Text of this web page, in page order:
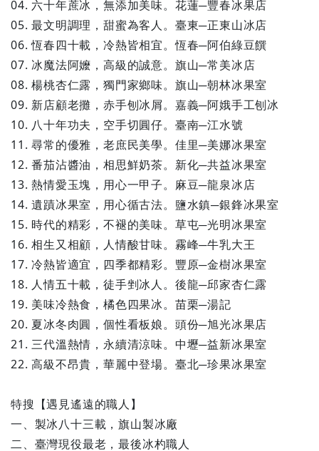
04. 六十年蔗冰，無添加美味。花蓮─豐春冰果店
05. 最文明調理，甜蜜為客人。臺東─正東山冰店
06. 恆春四十載，冷熱皆相宜。恆春─阿伯綠豆饌
07. 冰魔法阿嬤，高級的誠意。旗山─常美冰店
08. 楊桃杏仁露，獨門家鄉味。旗山─朝林冰果室
09. 新店顧老攤，赤手刨冰屑。嘉義─阿娥手工刨冰
10. 八十年功夫，空手切圓仔。臺南─江水號
11. 尋常的優雅，老庶民美學。佳里─美娜冰果室
12. 番茄沾醬油，相思鮮奶茶。新化─共益冰果室
13. 熱情愛玉塊，用心一甲子。麻豆─龍泉冰店
14. 遺蹟冰果室，用心循古法。鹽水鎮─銀鋒冰果室
15. 時代的精彩，不褪的美味。草屯─光明冰果室
16. 相生又相顧，人情酸甘味。霧峰─牛乳大王
17. 冷熱皆適宜，四季都精彩。豐原─金樹冰果室
18. 人情五十載，徒手剉冰人。後龍─邱家杏仁露
19. 美味冷熱食，橘色四果冰。苗栗─湯記
20. 夏冰冬肉圓，個性看板娘。頭份─旭光冰果店
21. 三代溫熱情，永續清涼味。中壢─益新冰果室
22. 高級不昂貴，華麗中登場。臺北─珍果冰果室
特搜【遇見遙遠的職人】
一、製冰八十三載，旗山製冰廠
二、臺灣現役最老，最後冰杓職人